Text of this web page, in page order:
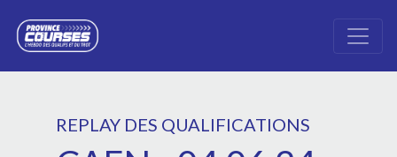
REPLAY DES QUALIFICATIONS